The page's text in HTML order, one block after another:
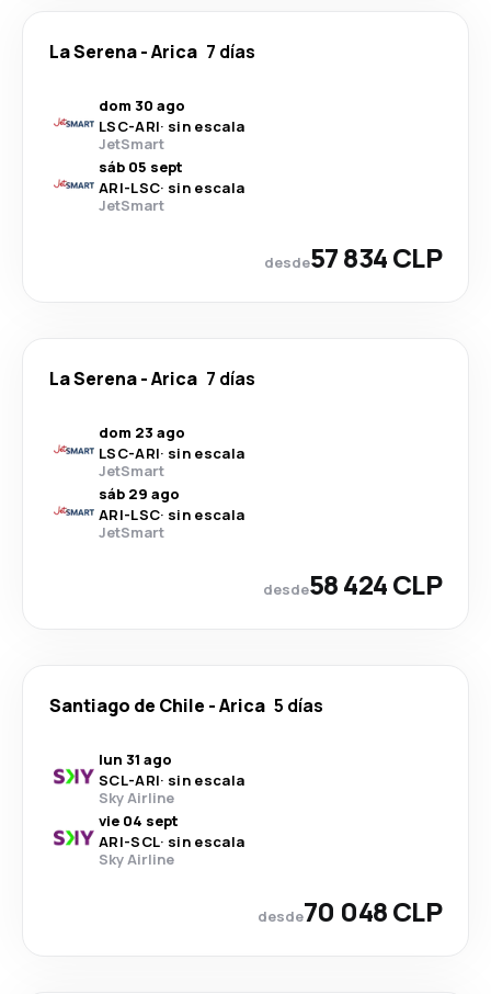
La Serena-Arica 7 días
dom 30 ago
LSC-ARI· sin escala
JetSmart
sáb 05 sept
ARI-LSC· sin escala
JetSmart
desde57 834 CLP
La Serena-Arica 7 días
dom 23 ago
LSC-ARI· sin escala
JetSmart
sáb 29 ago
ARI-LSC· sin escala
JetSmart
desde58 424 CLP
Santiago de Chile -Arica 5 días
lun 31 ago
SCL-ARI· sin escala
Sky Airline
vie 04 sept
ARI-SCL· sin escala
Sky Airline
desde70 048 CLP